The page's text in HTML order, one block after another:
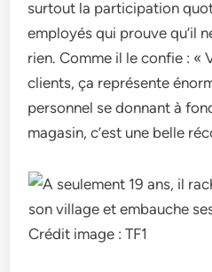
surtout la participation
employés qui prouve qu’il
rien. Comme il le confie : «
clients, ça représente
personnel se donnant à
magasin, c’est une belle
Crédit image : TF1